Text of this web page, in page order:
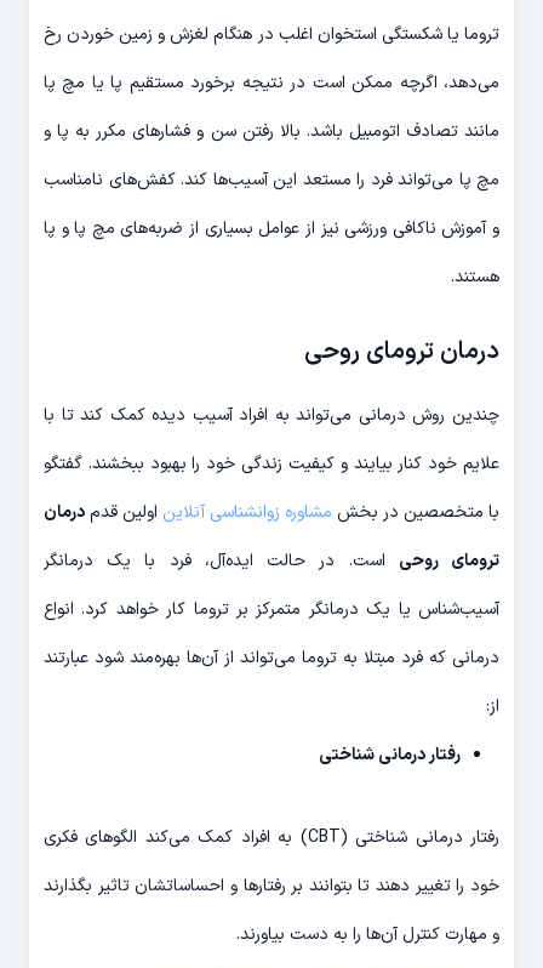
تروما یا شکستگی استخوان اغلب در هنگام لغزش و زمین خوردن رخ
می‌دهد، اگرچه ممکن است در نتیجه برخورد مستقیم پا یا مچ پا
مانند تصادف اتومبیل باشد. بالا رفتن سن و فشارهای مکرر به پا و
مچ پا می‌تواند فرد را مستعد این آسیب‌ها کند. کفش‌های نامناسب
و آموزش ناکافی ورزشی نیز از عوامل بسیاری از ضربه‌های مچ پا و پا
هستند.
درمان ترومای روحی
چندین روش درمانی می‌تواند به افراد آسیب دیده کمک کند تا با
علایم خود کنار بیایند و کیفیت زندگی خود را بهبود ببخشند. گفتگو
با متخصصین در بخش مشاوره زوانشناسی آنلاین اولین قدمدرمان
ترومای روحی است. در حالت ایده‌آل، فرد با یک درمانگر
آسیب‌شناس یا یک درمانگر متمرکز بر تروما کار خواهد کرد. انواع
درمانی که فرد مبتلا به تروما می‌تواند از آن‌ها بهره‌مند شود عبارتند
از:
رفتار درمانی شناختی
رفتار درمانی شناختی (CBT) به افراد کمک می‌کند الگوهای فکری
خود را تغییر دهند تا بتوانند بر رفتارها و احساساتشان تاثیر بگذارند
و مهارت کنترل آن‌ها را به دست بیاورند.